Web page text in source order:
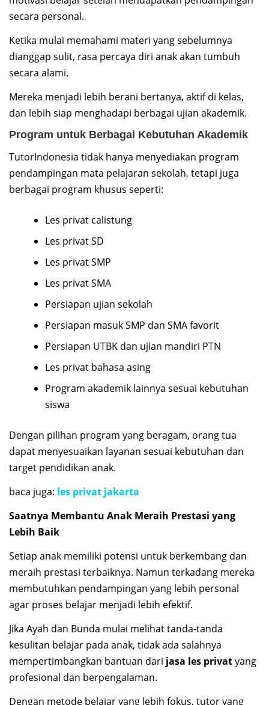
secara personal.
Ketika mulai memahami materi yang sebelumnya
dianggap sulit, rasa percaya diri anak akan tumbuh
secara alami.
Mereka menjadi lebih berani bertanya, aktif di kelas,
dan lebih siap menghadapi berbagai ujian akademik.
Program untuk Berbagai Kebutuhan Akademik
TutorIndonesia tidak hanya menyediakan program
pendampingan mata pelajaran sekolah, tetapi juga
berbagai program khusus seperti:
Les privat calistung
Les privat SD
Les privat SMP
Les privat SMA
Persiapan ujian sekolah
Persiapan masuk SMP dan SMA favorit
Persiapan UTBK dan ujian mandiri PTN
Les privat bahasa asing
Program akademik lainnya sesuai kebutuhan
siswa
Dengan pilihan program yang beragam, orang tua
dapat menyesuaikan layanan sesuai kebutuhan dan
target pendidikan anak.
baca juga: les privat jakarta
Saatnya Membantu Anak Meraih Prestasi yang
Lebih Baik
Setiap anak memiliki potensi untuk berkembang dan
meraih prestasi terbaiknya. Namun terkadang mereka
membutuhkan pendampingan yang lebih personal
agar proses belajar menjadi lebih efektif.
Jika Ayah dan Bunda mulai melihat tanda-tanda
kesulitan belajar pada anak, tidak ada salahnya
mempertimbangkan bantuan dari jasa les privatyang
profesional dan berpengalaman.
Dengan metode belajar yang lebih fokus, tutor yang